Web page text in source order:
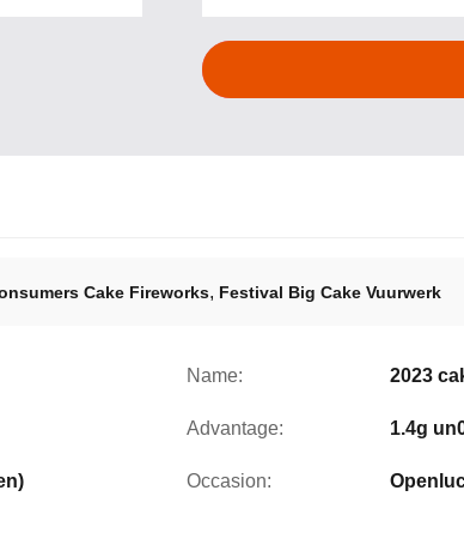
Cake Fireworks, Festival Big Cake Vuurwerk
Name: 2023
Advantage: 1.4g
Occasion: